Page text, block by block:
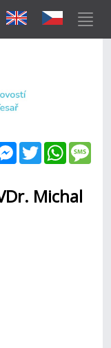
Messenger
Twitter
Michal